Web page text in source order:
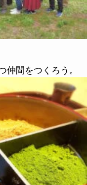
仲間をつくろう。